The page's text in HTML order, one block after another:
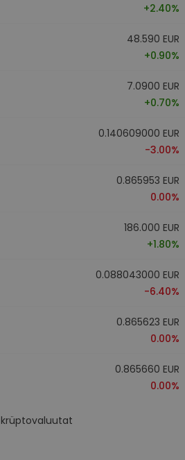
+2.40%
48.590 EUR
+0.90%
7.0900 EUR
+0.70%
0.140609000 EUR
-3.00%
0.865953 EUR
0.00%
186.000 EUR
+1.80%
0.088043000 EUR
-6.40%
0.865623 EUR
0.00%
0.865660 EUR
0.00%
krüptovaluutat